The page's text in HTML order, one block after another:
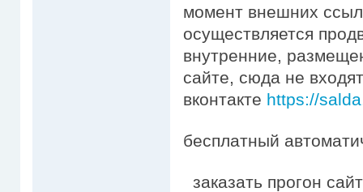
момент внешних
осуществляется
внутренние,
сайте, сюда не
вконтакте https://
бесплатный
заказать прогон